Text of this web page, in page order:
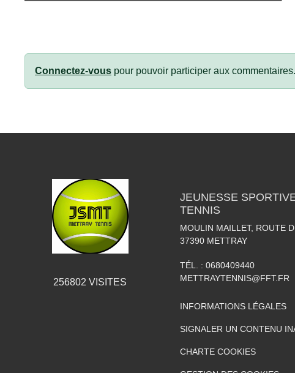
Connectez-vous pour pouvoir participer aux commentaires.
256802 VISITES
JEUNESSE
TENNIS
MOULIN MAILLET, ROUTE
37390 METTRAY
TÉL. : 0680409440
METTRAYTENNIS@FFT.FR
INFORMATIONS LÉGALES
SIGNALER UN CONTENU
CHARTE COOKIES